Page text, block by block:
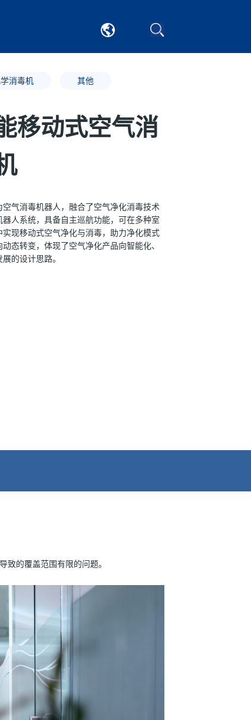
消毒机 其他
移动式空气消
空气消毒机器人，融合了空气净化消毒技术
器人系统，具备自主巡航功能，可在多种室
实现移动式空气净化与消毒，助力净化模式
动态转变，体现了空气净化产品向智能化、
的设计思路。
的覆盖范围有限的问题。